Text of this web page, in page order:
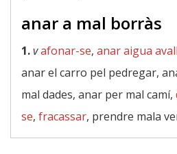
anar a mal borràs
1.vafonar-se, anar aigua avall
anar el carro pel pedregar,
mal dades, anar per mal camí,
se, fracassar, prendre mala